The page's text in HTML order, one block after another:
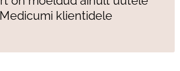
klientidele